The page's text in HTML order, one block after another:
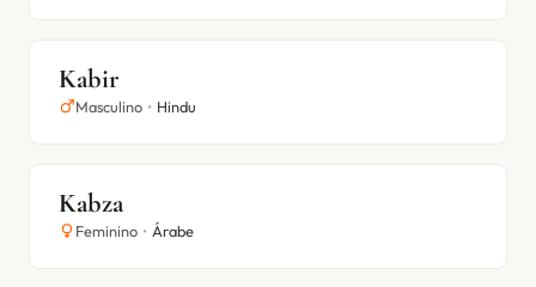
Kabir
Masculino • Hindu
Kabza
Feminino • Árabe